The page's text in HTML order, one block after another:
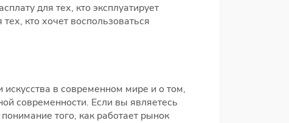
для тех, кто эксплуатирует
кто хочет воспользоваться
в современном мире и о том,
современности. Если вы являетесь
того, как работает рынок